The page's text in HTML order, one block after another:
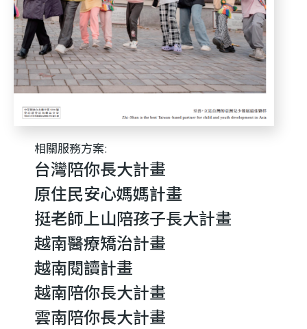
相關服務方案:
台灣陪你長大計畫
原住民安心媽媽計畫
挺老師上山陪孩子長大計畫
越南醫療矯治計畫
越南閱讀計畫
越南陪你長大計畫
雲南陪你長大計畫